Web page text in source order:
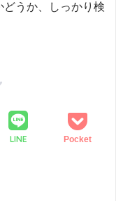
うか、しっかり検
LINE Pocket